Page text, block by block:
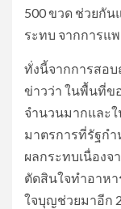
500 ขวด ช่วยกั
ระทบ จากการแ
ทั่งนี้จากการสอ
ข่าวว่า ในพื้นที่ข
จำนวนมากและ
มาตรการที่รัฐก
ผลกระทบเนื่องจ
ตัดสินใจทำอาห
ใจบุญช่วยมาอีก